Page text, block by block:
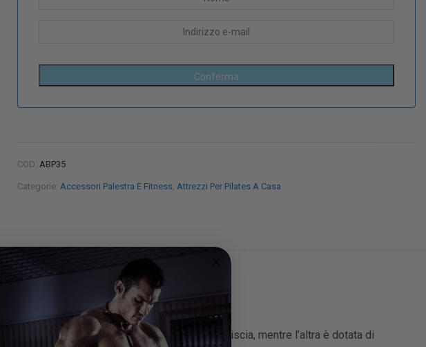
COD: ABP35
Categorie: Accessori Palestra E Fitness Attrezzi Per Pilates A Casa
con una superficie bicolore. Una parte del pad è liscia, mentre l’altra è dotata di